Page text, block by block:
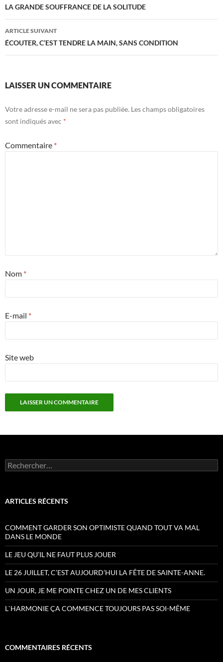
des
articles
LA GRANDE SOUFFRANCE DE LA SOLITUDE
ARTICLE SUIVANT
ÉCOUTER, C’EST TENDRE LA MAIN, SANS CONDITION
LAISSER UN COMMENTAIRE
Votre adresse e-mail ne sera pas publiée. Les champs obligatoires
sont indiqués avec *
Commentaire *
Nom *
E-mail *
Site web
Rechercher :
ARTICLES RÉCENTS
COMMENT GARDER SON OPTIMISTE QUAND TOUT VA MAL
DANS LE MONDE
LE JEU QU’IL NE FAUT PLUS JOUER
LE 26 JUILLET, C’EST AUJOURD’HUI LA FÊTE DE SAINTE-ANNE.
UN JOUR, JE ME POINTE CHEZ UN DE MES CLIENTS
L`HARMONIE ÇA COMMENCE TOUJOURS PAS SOI-MÊME
COMMENTAIRES RÉCENTS